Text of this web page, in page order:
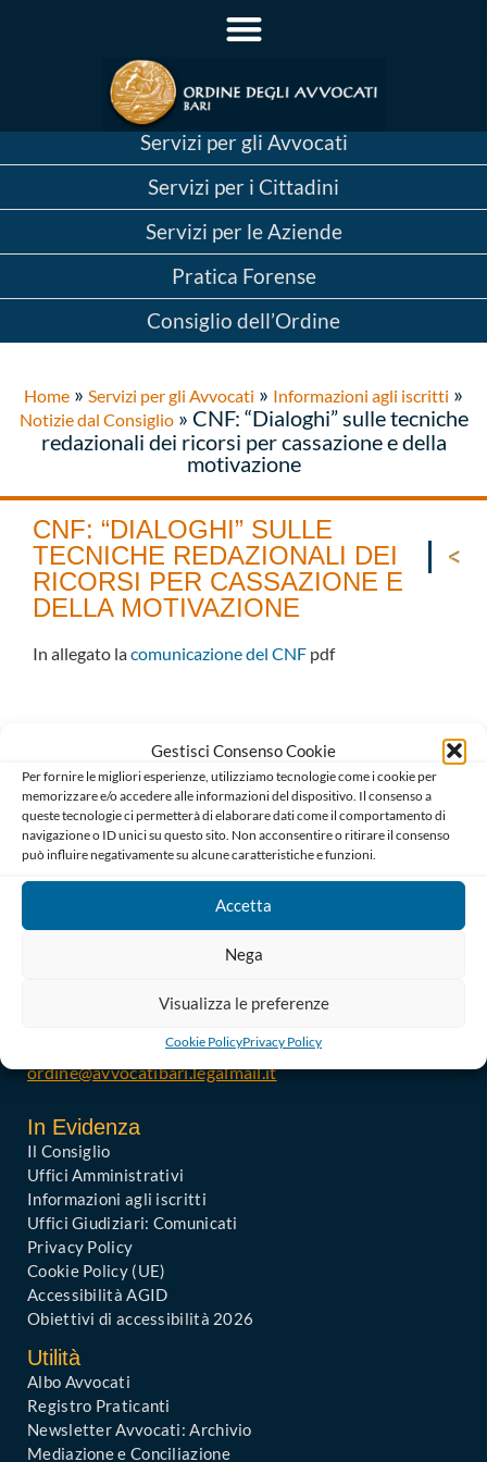
Gestisci Consenso Cookie
Per fornire le migliori esperienze, utilizziamo tecnologie come i cookie per
memorizzare e/o accedere alle informazioni del dispositivo. Il consenso a
queste tecnologie ci permetterà di elaborare dati come il comportamento di
navigazione o ID unici su questo sito. Non acconsentire o ritirare il consenso
può influire negativamente su alcune caratteristiche e funzioni.
Accetta
Nega
Visualizza le preferenze
Cookie PolicyPrivacy Policy
Servizi per gli Avvocati
Servizi per i Cittadini
Servizi per le Aziende
Pratica Forense
Consiglio dell’Ordine
Home » Servizi per gli Avvocati » Informazioni agli iscritti »
Notizie dal Consiglio» CNF: “Dialoghi” sulle tecniche
redazionali dei ricorsi per cassazione e della
motivazione
CNF: “DIALOGHI” SULLE
TECNICHE REDAZIONALI DEI
RICORSI PER CASSAZIONE E
DELLA MOTIVAZIONE
In allegato lacomunicazione del CNF pdf
Telefono : 080 574 91 54 / 080 527 73 24
Codice Fiscale: 80019470725
Codice univoco di Fatturazione: UFGAKA
PEC – Posta Elettronica Certificata :
ordine@avvocatibari.legalmail.it
In Evidenza
Il Consiglio
Uffici Amministrativi
Informazioni agli iscritti
Uffici Giudiziari: Comunicati
Privacy Policy
Cookie Policy (UE)
Accessibilità AGID
Obiettivi di accessibilità 2026
Utilità
Albo Avvocati
Registro Praticanti
Newsletter Avvocati: Archivio
Mediazione e Conciliazione